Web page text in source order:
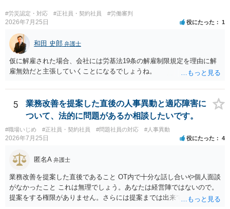
です。 あるいは、懲戒があったことを社内で周知される手続があるの
ならば、それにより軽微ながら回復はできるかもしれません。 さらに
個人としても、相手に対してプライバシー侵害等に基づく損害賠償
（慰謝料）を請求する選択肢がありえます（ただし、金額は多額にな
らない可能性があります。）。
#労災認定・対応 #正社員・契約社員 #労働審判
2026年7月25日 役にたった 1
和田 史郎 弁護士
仮に解雇された場合、会社には労基法19条の解雇制限規定を理由に解
雇無効だと主張していくことになるでしょうね。
5
業務改善を提案した直後の人事異動と適応障害に
ついて、法的に問題があるか相談したいです。
#職場いじめ #正社員・契約社員 #問題社員の対応 #人事異動
2026年7月25日 役にたった 4
匿名A 弁護士
業務改善を提案した直後であること OT内で十分な話し合いや個人面談
がなかったこと これは無理でしょう。あなたは経営陣ではないので。
提案をする権限がありません。さらには提案までは出来ても、会社が